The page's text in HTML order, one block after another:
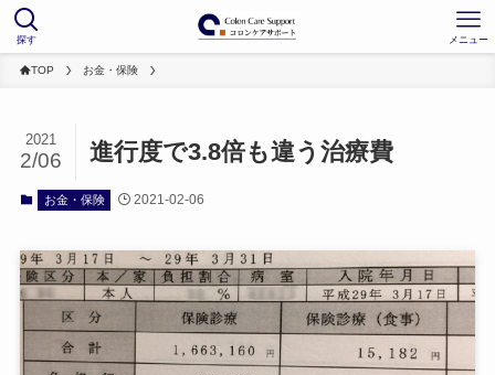
探す メニュー
TOP お金・保険
進行度で3.8倍も違う治療費
2021
2/06
お金・保険 2021-02-06